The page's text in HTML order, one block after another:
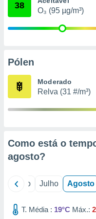
estudos
38
O₃ (95 µg/m³)
Pólen
Moderado
Relva (31 #/m³)
Como está o
agosto?
Junho Julho Agosto
T. Média : 19°C Máx.: